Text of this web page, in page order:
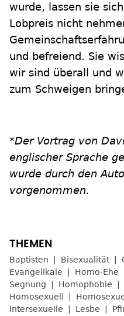
wurde, lassen sie
Lobpreis nicht
und befreiend. Sie
wir sind überall und
zum Schweigen
*Der Vortrag von
englischer Sprache
wurde durch den
vorgenommen.
Baptisten Bisexualität
Evangelikale
Homo-Ehe
Segnung
Homophobie
Homosexuell
Intersexuelle
Lesbe